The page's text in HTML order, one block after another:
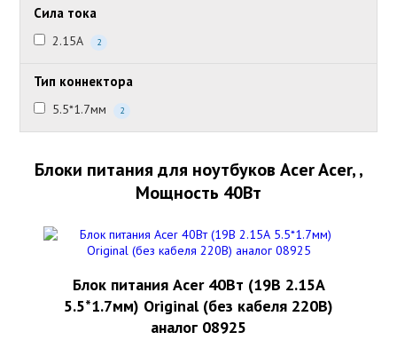
Сила тока
2.15А 2
Тип коннектора
5.5*1.7мм 2
Блоки питания для ноутбуков Acer Acer, ,
Мощность 40Вт
Блок питания Acer 40Вт (19В 2.15А
5.5*1.7мм) Original (без кабеля 220В)
аналог 08925